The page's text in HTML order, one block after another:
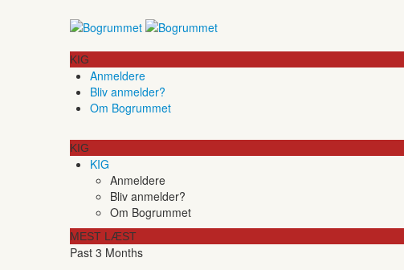
KIG
Anmeldere
Bliv anmelder?
Om Bogrummet
KIG
KIG
Anmeldere
Bliv anmelder?
Om Bogrummet
MEST LÆST
Past 3 Months